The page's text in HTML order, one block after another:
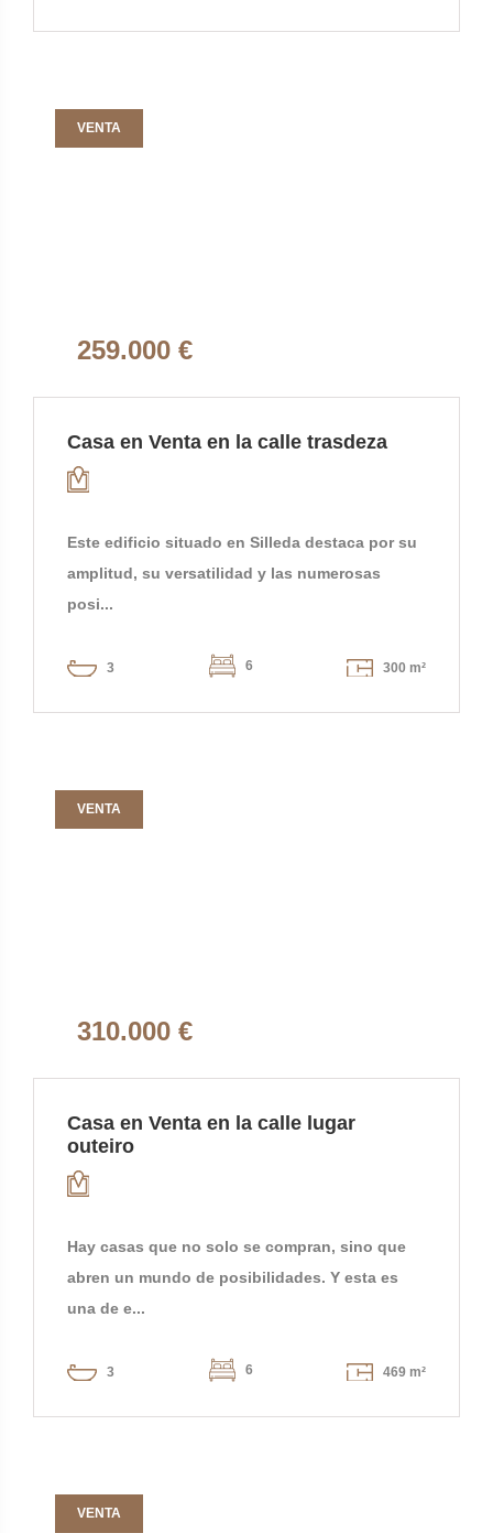
VENTA
259.000 €
Casa en Venta en la calle trasdeza
Este edificio situado en Silleda destaca por su
amplitud, su versatilidad y las numerosas
posi...
3 6 300 m²
VENTA
310.000 €
Casa en Venta en la calle lugar
outeiro
Hay casas que no solo se compran, sino que
abren un mundo de posibilidades. Y esta es
una de e...
3 6 469 m²
VENTA